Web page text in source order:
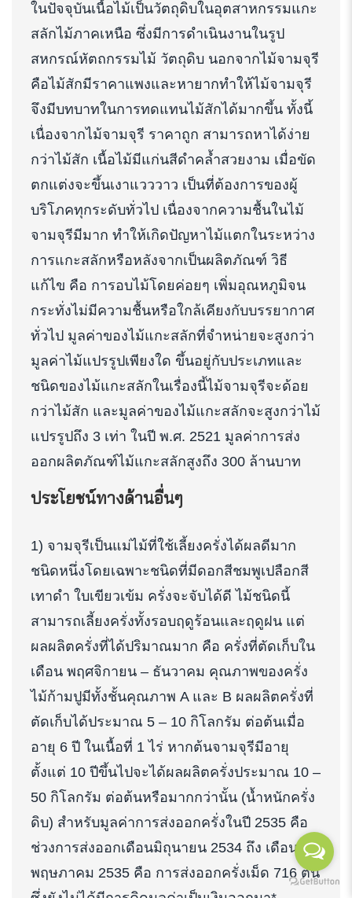
ในปัจจุบันเนื้อไม้เป็นวัตถุดิบในอุตสาหกรรมแกะ
สลักไม้ภาคเหนือ ซึ่งมีการดำเนินงานในรูป
สหกรณ์หัตถกรรมไม้ วัตถุดิบ นอกจากไม้จามจุรี
คือไม้สักมีราคาแพงและหายากทำให้ไม้จามจุรี
จึงมีบทบาทในการทดแทนไม้สักได้มากขึ้น ทั้งนี้
เนื่องจากไม้จามจุรี ราคาถูก สามารถหาได้ง่าย
กว่าไม้สัก เนื้อไม้มีแก่นสีดำคล้ำสวยงาม เมื่อขัด
ตกแต่งจะขึ้นเงาแวววาว เป็นที่ต้องการของผู้
บริโภคทุกระดับทั่วไป เนื่องจากความชื้นในไม้
จามจุรีมีมาก ทำให้เกิดปัญหาไม้แตกในระหว่าง
การแกะสลักหรือหลังจากเป็นผลิตภัณฑ์ วิธี
แก้ไข คือ การอบไม้โดยค่อยๆ เพิ่มอุณหภูมิจน
กระทั่งไม่มีความชื้นหรือใกล้เคียงกับบรรยากาศ
ทั่วไป มูลค่าของไม้แกะสลักที่จำหน่ายจะสูงกว่า
มูลค่าไม้แปรรูปเพียงใด ขึ้นอยู่กับประเภทและ
ชนิดของไม้แกะสลักในเรื่องนี้ไม้จามจุรีจะด้อย
กว่าไม้สัก และมูลค่าของไม้แกะสลักจะสูงกว่าไม้
แปรรูปถึง 3 เท่า ในปี พ.ศ. 2521 มูลค่าการส่ง
ออกผลิตภัณฑ์ไม้แกะสลักสูงถึง 300 ล้านบาท
ประโยชน์ทางด้านอื่นๆ
1) จามจุรีเป็นแม่ไม้ที่ใช้เลี้ยงครั่งได้ผลดีมาก
ชนิดหนึ่งโดยเฉพาะชนิดที่มีดอกสีชมพูเปลือกสี
เทาดำ ใบเขียวเข้ม ครั่งจะจับได้ดี ไม้ชนิดนี้
สามารถเลี้ยงครั่งทั้งรอบฤดูร้อนและฤดูฝน แต่
ผลผลิตครั่งที่ได้ปริมาณมาก คือ ครั่งที่ตัดเก็บใน
เดือน พฤศจิกายน – ธันวาคม คุณภาพของครั่ง
ไม้ก้ามปูมีทั้งชั้นคุณภาพ A และ B ผลผลิตครั่งที่
ตัดเก็บได้ประมาณ 5 – 10 กิโลกรัม ต่อต้นเมื่อ
อายุ 6 ปี ในเนื้อที่ 1 ไร่ หากต้นจามจุรีมีอายุ
ตั้งแต่ 10 ปีขึ้นไปจะได้ผลผลิตครั่งประมาณ 10 –
50 กิโลกรัม ต่อต้นหรือมากกว่านั้น (น้ำหนักครั่ง
ดิบ) สำหรับมูลค่าการส่งออกครั่งในปี 2535 คือ
ช่วงการส่งออกเดือนมิถุนายน 2534 ถึง เดือน
พฤษภาคม 2535 คือ การส่งออกครั่งเม็ด 716 ต้น